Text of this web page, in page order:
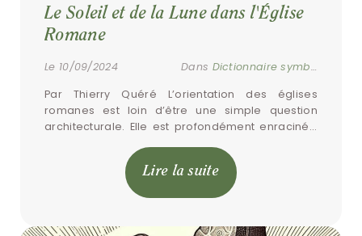
Le Soleil et de la Lune dans l'Église
Romane
Le 10/09/2024 Dans Dictionnaire symbolique
Par Thierry Quéré L’orientation des églises
romanes est loin d’être une simple question
architecturale. Elle est profondément enracinée
soleil et l’influence de […]
Lire la suite